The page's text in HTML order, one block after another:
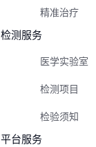
精准治疗
检测服务
医学实验室
检测项目
检验须知
平台服务